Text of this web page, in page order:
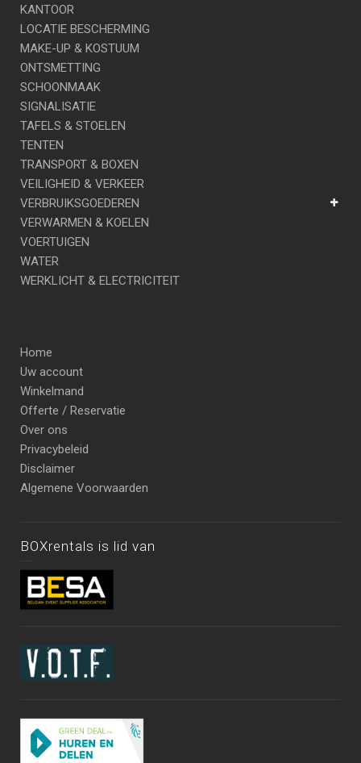
KANTOOR
LOCATIE BESCHERMING
MAKE-UP & KOSTUUM
ONTSMETTING
SCHOONMAAK
SIGNALISATIE
TAFELS & STOELEN
TENTEN
TRANSPORT & BOXEN
VEILIGHEID & VERKEER
VERBRUIKSGOEDEREN
VERWARMEN & KOELEN
VOERTUIGEN
WATER
WERKLICHT & ELECTRICITEIT
Home
Uw account
Winkelmand
Offerte / Reservatie
Over ons
Privacybeleid
Disclaimer
Algemene Voorwaarden
BOXrentals is lid van